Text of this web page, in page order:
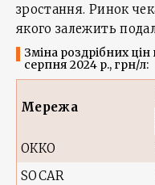
зростання. Ринок
якого залежить
Зміна роздрібних цін
серпня 2024 р., грн/л:
Мережа
ОККО
SOCAR